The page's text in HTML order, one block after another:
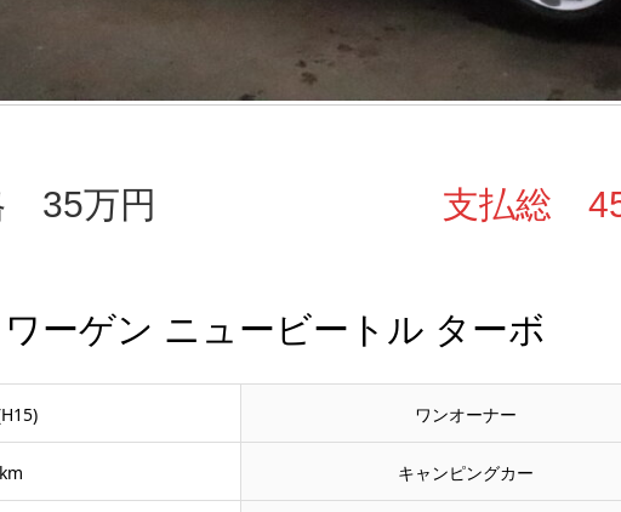
35万円 支払総
ーゲン ニュービートル ターボ
ワンオーナー
キャンピングカー